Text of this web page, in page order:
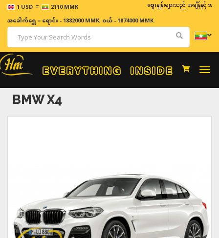
1 USD = 2110 MMK ဈေးနှုန်းများသည် အချိန်နှင့် အမျှပြော
အခေါက်ရွှေ=ရောင်း - 1882000 MMK, ဝယ် - 1874000 MMK
BMW X4